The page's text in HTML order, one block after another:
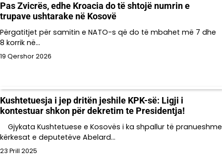
Pas Zvicrës, edhe Kroacia do të shtojë numrin e
trupave ushtarake në Kosovë
Përgatitjet për samitin e NATO-s që do të mbahet më 7 dhe
8 korrik në…
19 Qershor 2026
Kushtetuesja i jep dritën jeshile KPK-së: Ligji i
kontestuar shkon për dekretim te Presidentja!
Gjykata Kushtetuese e Kosovës i ka shpallur të pranueshme
kërkesat e deputetëve Abelard…
23 Prill 2025